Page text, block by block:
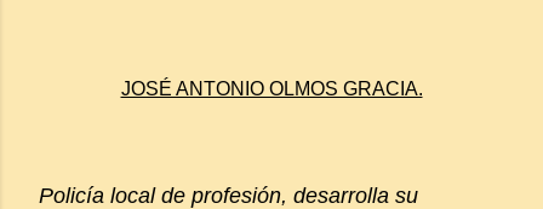
JOSÉ ANTONIO OLMOS GRACIA.
Policía local de profesión, desarrolla su